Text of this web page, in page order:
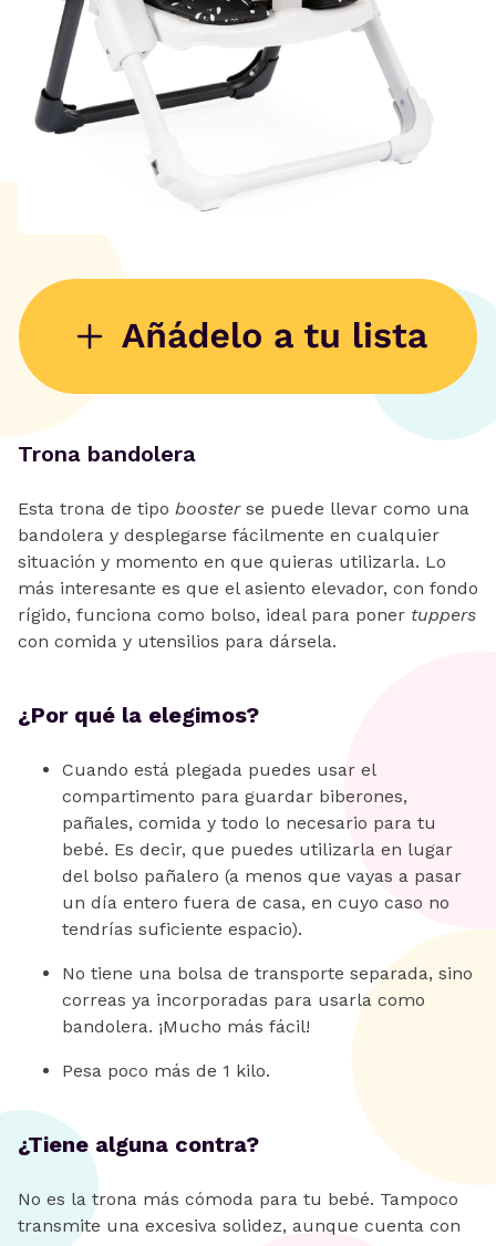
Trona bandolera
Esta trona de tipo booster se puede llevar como una
bandolera y desplegarse fácilmente en cualquier
situación y momento en que quieras utilizarla. Lo
más interesante es que el asiento elevador, con fondo
rígido, funciona como bolso, ideal para poner tuppers
con comida y utensilios para dársela.
¿Por qué la elegimos?
Cuando está plegada puedes usar el
compartimento para guardar biberones,
pañales, comida y todo lo necesario para tu
bebé. Es decir, que puedes utilizarla en lugar
del bolso pañalero (a menos que vayas a pasar
un día entero fuera de casa, en cuyo caso no
tendrías suficiente espacio).
No tiene una bolsa de transporte separada, sino
correas ya incorporadas para usarla como
bandolera. ¡Mucho más fácil!
Pesa poco más de 1 kilo.
¿Tiene alguna contra?
No es la trona más cómoda para tu bebé. Tampoco
transmite una excesiva solidez, aunque cuenta con